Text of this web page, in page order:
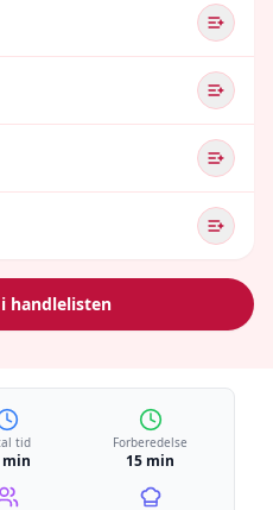
handlelisten
tid
min
Forberedelse
15 min